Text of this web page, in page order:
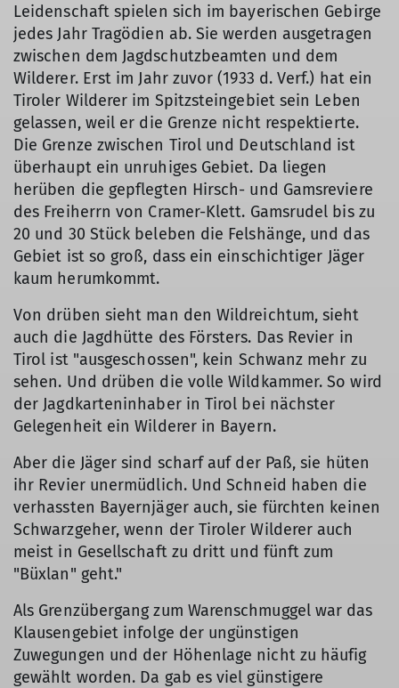
Leidenschaft spielen sich im bayerischen Gebirge
jedes Jahr Tragödien ab. Sie werden ausgetragen
zwischen dem Jagdschutzbeamten und dem
Wilderer. Erst im Jahr zuvor (1933 d. Verf.) hat ein
Tiroler Wilderer im Spitzsteingebiet sein Leben
gelassen, weil er die Grenze nicht respektierte.
Die Grenze zwischen Tirol und Deutschland ist
überhaupt ein unruhiges Gebiet. Da liegen
herüben die gepflegten Hirsch- und Gamsreviere
des Freiherrn von Cramer-Klett. Gamsrudel bis zu
20 und 30 Stück beleben die Felshänge, und das
Gebiet ist so groß, dass ein einschichtiger Jäger
kaum herumkommt.
Von drüben sieht man den Wildreichtum, sieht
auch die Jagdhütte des Försters. Das Revier in
Tirol ist "ausgeschossen", kein Schwanz mehr zu
sehen. Und drüben die volle Wildkammer. So wird
der Jagdkarteninhaber in Tirol bei nächster
Gelegenheit ein Wilderer in Bayern.
Aber die Jäger sind scharf auf der Paß, sie hüten
ihr Revier unermüdlich. Und Schneid haben die
verhassten Bayernjäger auch, sie fürchten keinen
Schwarzgeher, wenn der Tiroler Wilderer auch
meist in Gesellschaft zu dritt und fünft zum
"Büxlan" geht."
Als Grenzübergang zum Warenschmuggel war das
Klausengebiet infolge der ungünstigen
Zuwegungen und der Höhenlage nicht zu häufig
gewählt worden. Da gab es viel günstigere